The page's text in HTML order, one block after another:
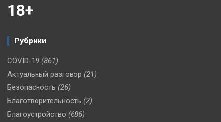
18+
Рубрики
COVID-19 (861)
Актуальный разговор (21)
Безопасность (26)
Благотворительность (2)
Благоустройство (686)